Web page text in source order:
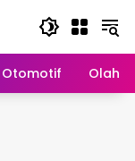
Otomotif